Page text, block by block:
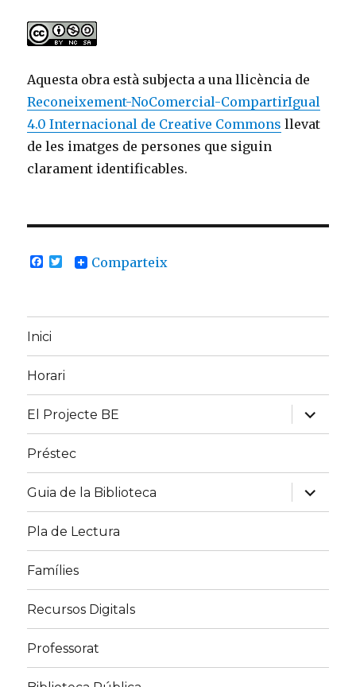
Aquesta obra està subjecta a una llicència de
Reconeixement-NoComercial-CompartirIgual
4.0 Internacional de Creative Commons llevat
de les imatges de persones que siguin
clarament identificables.
F
o
Comparteix
Inici
Horari
El Projecte BE
expand
child
menu
Préstec
Guia de la Biblioteca
expand
child
menu
Pla de Lectura
Famílies
Recursos Digitals
Professorat